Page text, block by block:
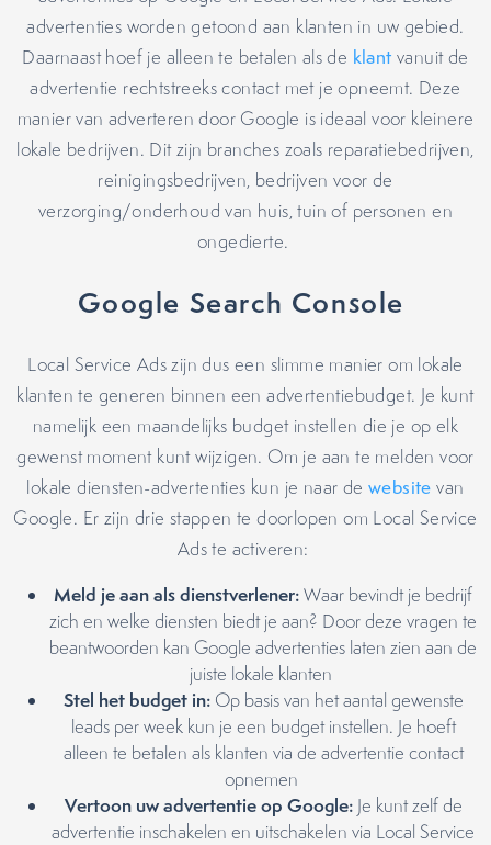
advertenties worden getoond aan klanten in uw gebied.
Daarnaast hoef je alleen te betalen als de klant vanuit de
advertentie rechtstreeks contact met je opneemt. Deze
manier van adverteren door Google is ideaal voor kleinere
lokale bedrijven. Dit zijn branches zoals reparatiebedrijven,
reinigingsbedrijven, bedrijven voor de
verzorging/onderhoud van huis, tuin of personen en
ongedierte.
Google Search Console
Local Service Ads zijn dus een slimme manier om lokale
klanten te generen binnen een advertentiebudget. Je kunt
namelijk een maandelijks budget instellen die je op elk
gewenst moment kunt wijzigen. Om je aan te melden voor
lokale diensten-advertenties kun je naar dewebsite van
Google. Er zijn drie stappen te doorlopen om Local Service
Ads te activeren:
Meld je aan als dienstverlener:Waar bevindt je bedrijf
zich en welke diensten biedt je aan? Door deze vragen te
beantwoorden kan Google advertenties laten zien aan de
juiste lokale klanten
Stel het budget in:Op basis van het aantal gewenste
leads per week kun je een budget instellen. Je hoeft
alleen te betalen als klanten via de advertentie contact
opnemen
Vertoon uw advertentie op Google:Je kunt zelf de
advertentie inschakelen en uitschakelen via Local Service